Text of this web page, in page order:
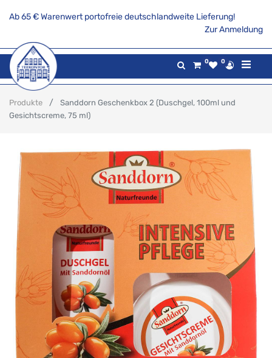
Ab 65 € Warenwert portofreie deutschlandweite Lieferung!
Zur Anmeldung
0 0
Produkte
Sanddorn Geschenkbox 2 (Duschgel, 100ml und
Gesichtscreme, 75 ml)